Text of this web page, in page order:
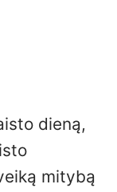
dieną,
mitybą